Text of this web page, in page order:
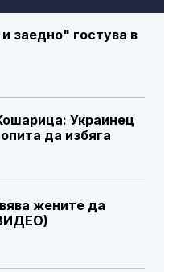
заедно" гостува в
Украинец
да избяга
жените да